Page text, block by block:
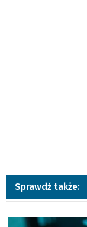
Sprawdź także:
a